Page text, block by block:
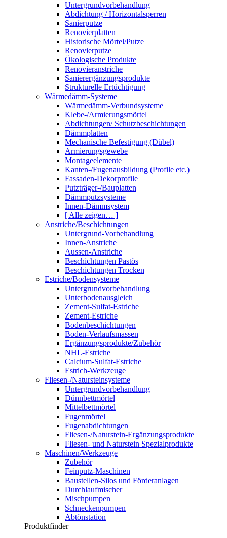
Untergrundvorbehandlung
Abdichtung / Horizontalsperren
Sanierputze
Renovierplatten
Historische Mörtel/Putze
Renovierputze
Ökologische Produkte
Renovieranstriche
Sanierergänzungsprodukte
Strukturelle Ertüchtigung
Wärmedämm-Systeme
Wärmedämm-Verbundsysteme
Klebe-/Armierungsmörtel
Abdichtungen/ Schutzbeschichtungen
Dämmplatten
Mechanische Befestigung (Dübel)
Armierungsgewebe
Montageelemente
Kanten-/Fugenausbildung (Profile etc.)
Fassaden-Dekorprofile
Putzträger-/Bauplatten
Dämmputzsysteme
Innen-Dämmsystem
[ Alle zeigen… ]
Anstriche/Beschichtungen
Untergrund-Vorbehandlung
Innen-Anstriche
Aussen-Anstriche
Beschichtungen Pastös
Beschichtungen Trocken
Estriche/Bodensysteme
Untergrundvorbehandlung
Unterbodenausgleich
Zement-Sulfat-Estriche
Zement-Estriche
Bodenbeschichtungen
Boden-Verlaufsmassen
Ergänzungsprodukte/Zubehör
NHL-Estriche
Calcium-Sulfat-Estriche
Estrich-Werkzeuge
Fliesen-/Natursteinsysteme
Untergrundvorbehandlung
Dünnbettmörtel
Mittelbettmörtel
Fugenmörtel
Fugenabdichtungen
Fliesen-/Naturstein-Ergänzungsprodukte
Fliesen- und Naturstein Spezialprodukte
Maschinen/Werkzeuge
Zubehör
Feinputz-Maschinen
Baustellen-Silos und Förderanlagen
Durchlaufmischer
Mischpumpen
Schneckenpumpen
Abtönstation
Produktfinder